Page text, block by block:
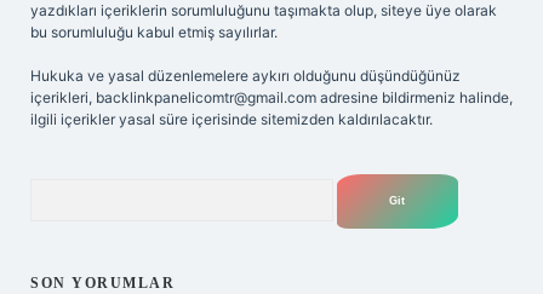
yazdıkları içeriklerin sorumluluğunu taşımakta olup, siteye üye olarak
bu sorumluluğu kabul etmiş sayılırlar.
Hukuka ve yasal düzenlemelere aykırı olduğunu düşündüğünüz
içerikleri, backlinkpanelicomtr@gmail.com adresine bildirmeniz halinde,
ilgili içerikler yasal süre içerisinde sitemizden kaldırılacaktır.
SON YORUMLAR